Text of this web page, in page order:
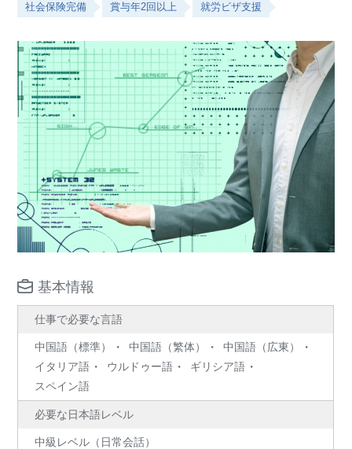
社会保険完備 賞与年2回以上 就労ビザ支援
基本情報
仕事で必要な言語
中国語（標準） 中国語（繁体）
中国語（広東）
イタリア語
ウルドゥー語
ギリシア語
スペイン語
必要な日本語レベル
中級レベル（日常会話）